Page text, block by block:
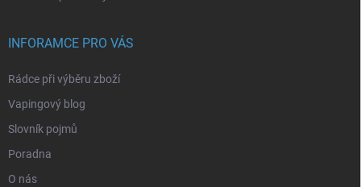
INFORAMCE PRO VÁS
Rádce při výběru zboží
Vapingový blog
Slovník pojmů
Poradna
O nás